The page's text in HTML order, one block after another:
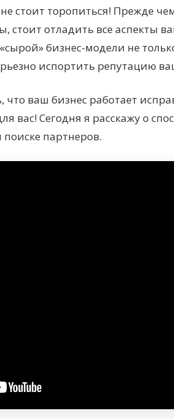
стоит торопиться! Прежде
отладить все аспекты
бизнес-модели не
испортить репутацию
что ваш бизнес работает
вас! Сегодня я расскажу о
партнеров.